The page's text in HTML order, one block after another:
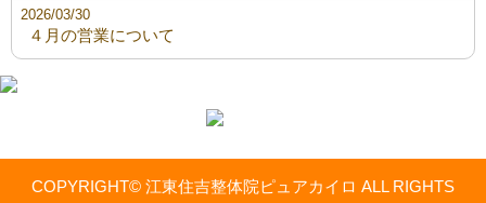
４月の営業について
2026/03/30
COPYRIGHT© 江東住吉整体院ピュアカイロ ALL RIGHTS